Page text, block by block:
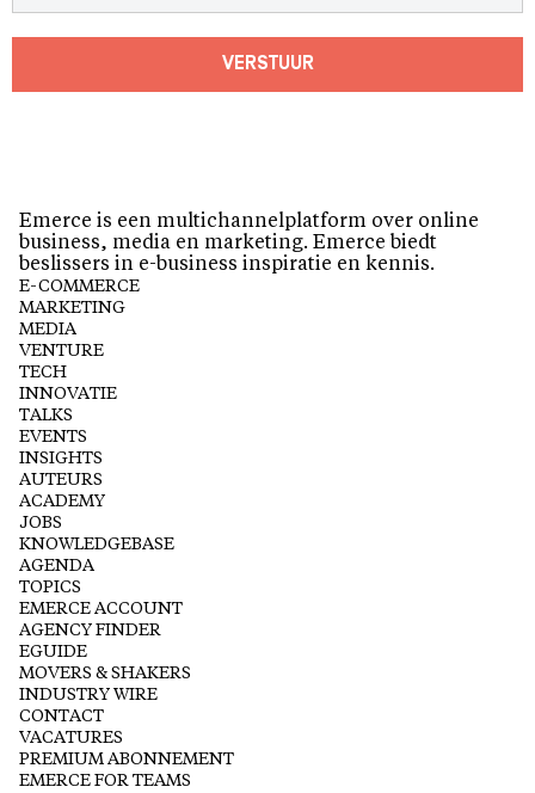
VERSTUUR
Emerce is een multichannelplatform over online
business, media en marketing. Emerce biedt
beslissers in e-business inspiratie en kennis.
E-COMMERCE
MARKETING
MEDIA
VENTURE
TECH
INNOVATIE
TALKS
EVENTS
INSIGHTS
AUTEURS
ACADEMY
JOBS
KNOWLEDGEBASE
AGENDA
TOPICS
EMERCE ACCOUNT
AGENCY FINDER
EGUIDE
MOVERS & SHAKERS
INDUSTRY WIRE
CONTACT
VACATURES
PREMIUM ABONNEMENT
EMERCE FOR TEAMS